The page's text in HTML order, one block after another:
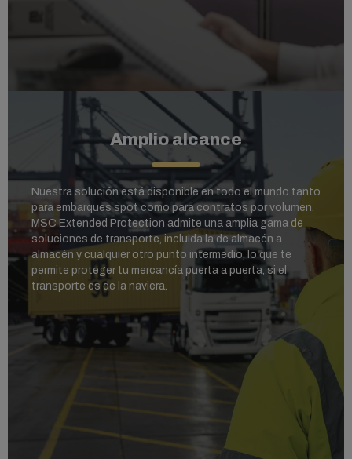
Amplio alcance
Nuestra solución está disponible en todo el mundo tanto
para embarques spot como para contratos por volumen.
MSC Extended Protection admite una amplia gama de
soluciones de transporte, incluida la de almacén a
almacén y cualquier otro punto intermedio, lo que te
permite proteger tu mercancía puerta a puerta, si el
transporte es de la naviera.